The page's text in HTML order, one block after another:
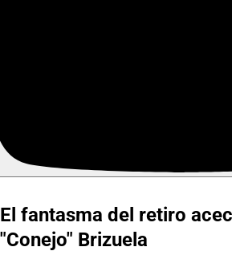
El fantasma del retiro
"Conejo" Brizuela